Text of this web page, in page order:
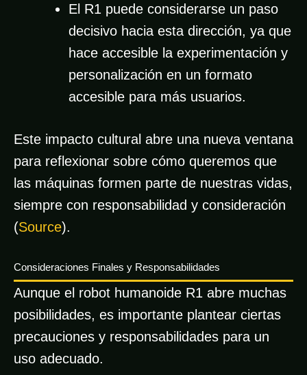
El R1 puede considerarse un paso
decisivo hacia esta dirección, ya que
hace accesible la experimentación y
personalización en un formato
accesible para más usuarios.
Este impacto cultural abre una nueva ventana
para reflexionar sobre cómo queremos que
las máquinas formen parte de nuestras vidas,
siempre con responsabilidad y consideración
(Source).
Consideraciones Finales y Responsabilidades
Aunque el robot humanoide R1 abre muchas
posibilidades, es importante plantear ciertas
precauciones y responsabilidades para un
uso adecuado.